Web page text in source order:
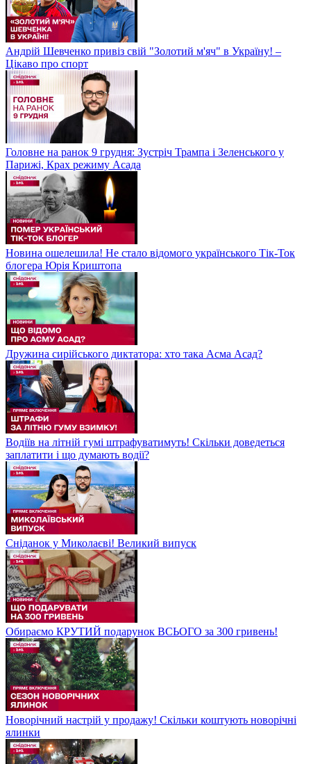
Андрій Шевченко привіз свій "Золотий м'яч" в Україну! –
Цікаво про спорт
Головне на ранок 9 грудня: Зустріч Трампа і Зеленського у
Парижі, Крах режиму Асада
Новина ошелешила! Не стало відомого українського Тік-Ток
блогера Юрія Криштопа
Дружина сирійського диктатора: хто така Асма Асад?
Водіїв на літній гумі штрафуватимуть! Скільки доведеться
заплатити і що думають водії?
Сніданок у Миколаєві! Великий випуск
Обираємо КРУТИЙ подарунок ВСЬОГО за 300 гривень!
Новорічний настрій у продажу! Скільки коштують новорічні
ялинки